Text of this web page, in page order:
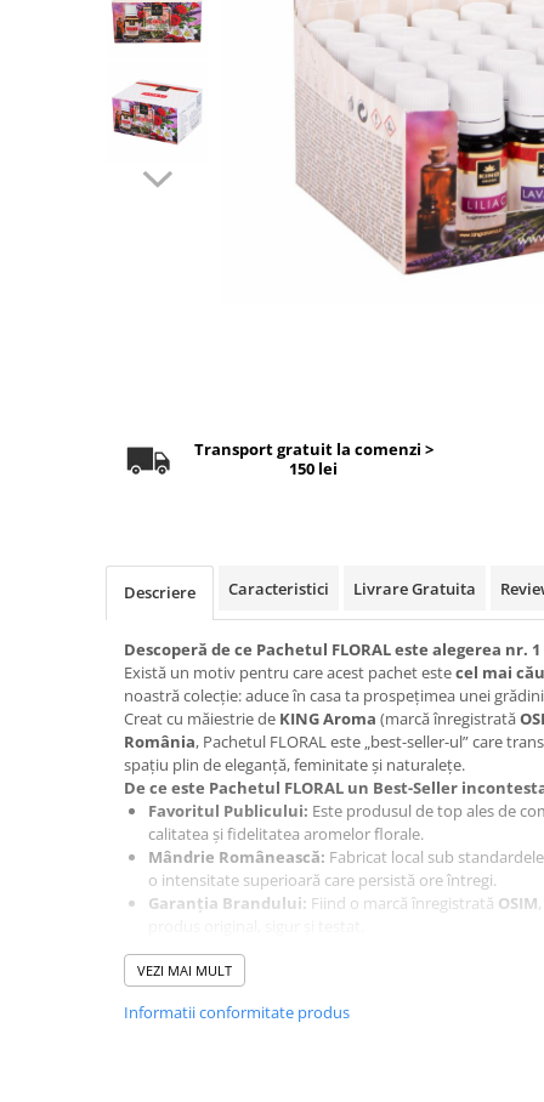
Pachete 30 Uleiuri Parfumate
Aromaterapie
Conuri & Bețe Parfumate
Pachet Bețisoare Parfumate HEM +
Ulei Parfumat Aromaterapie
Pachete Odorizante Auto
Difuzoare profesionale de parfum
Rezerve parfum pentru difuzoare
CADOURI & Evenimente
Produse Religioase
Consumabile Ritualice
Candele și Lumânări
Evenimente Speciale
Lumânări cununie / botez
Cutii Dar / Trusou
Decor & Obiecte Design
Oglinzi decorative
Transport gratuit la comenzi >
150 lei
Descriere Caracteristici Livrare Gratuita
Descoperă de ce Pachetul FLORAL este alegerea nr.
Există un motiv pentru care acest pachet estecel mai
noastră colecție: aduce în casa ta prospețimea unei
Creat cu măiestrie de KING Aroma (marcă înregistrată
România, Pachetul FLORAL este „best-seller-ul” care
spațiu plin de eleganță, feminitate și naturalețe.
De ce este Pachetul FLORAL un Best-Seller
Favoritul Publicului: Este produsul de top ales de
calitatea și fidelitatea aromelor florale.
Mândrie Românească: Fabricat local sub
o intensitate superioară care persistă ore întregi.
Garanția Brandului: Fiind o marcă înregistrată OSIM
Efect Terapeutic:
stresul, a îmbunătăți starea de spirit și a crea un
Crin– Simbolul purității, cu un parfum nobil și
VEZI MAI MULT
Informatii conformitate produs